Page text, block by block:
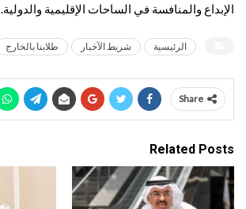
الإبداع والمنافسة في الساحات الإقليمية والدولية.
الرئيسية شريط الآخبار طلابنا بالخارج
Share
Related Posts